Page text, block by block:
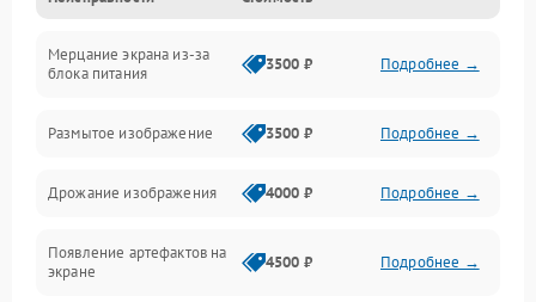
Неисправность управления и интерфейсов
Мерцание экрана из-за
блока питания
3500 ₽ Подробнее →
Размытое изображение 3500 ₽ Подробнее →
Дрожание изображения 4000 ₽ Подробнее →
Появление артефактов на
экране
4500 ₽ Подробнее →